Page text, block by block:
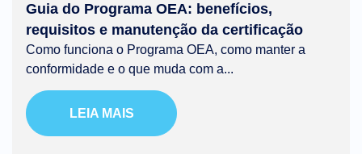
Guia do Programa OEA: benefícios,
requisitos e manutenção da certificação
Como funciona o Programa OEA, como manter a
conformidade e o que muda com a...
LEIA MAIS